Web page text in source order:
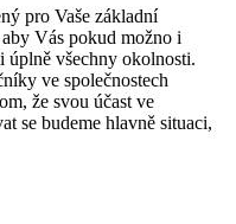
pro Vaše základní
aby Vás pokud možno i
úplně všechny okolnosti.
ve společnostech
že svou účast ve
se budeme hlavně situaci,